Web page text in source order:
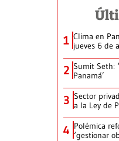
1 Clima en
jueves 6 de
2 Sumit Seth:
Panamá’
3 Sector
a la Ley de
4 Polémica
‘gestionar